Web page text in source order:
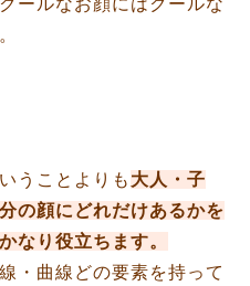
ールなお顔にはクールな
うことよりも 大人・子
の顔にどれだけあるかを
なり役立ちます。
・曲線どの要素を持って